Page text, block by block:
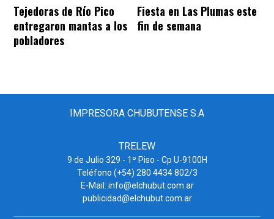
Tejedoras de Río Pico
entregaron mantas a los
pobladores
Fiesta en Las Plumas este
fin de semana
IMPRESORA CHUBUTENSE S.A
TRELEW
9 de Julio 329 - 1º Piso - Cp U-9100H
Teléfono (+54) 280 4434 802/3
E-Mail: info@elchubut.com.ar
publicidad@elchubut.com.ar